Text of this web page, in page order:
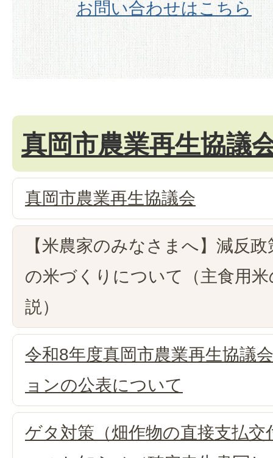
お問い合わせはこちら
真岡市農業再生協議
真岡市農業再生協議会
【米農家のみなさまへ】減反
の米づくりについて（主食用
説）
令和8年度真岡市農業再生協議
ョンの公表について
ゲタ対策（畑作物の直接支払交